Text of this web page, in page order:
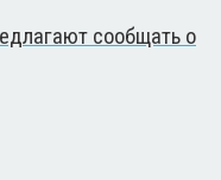
сообщать о